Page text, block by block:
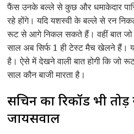
फैंस उनके बल्ले से कुछ और धमाकेदार
रहे होंगे। यदि यशस्वी के बल्ले से रन
रूट से आगे निकल सकते हैं। वहीं बात जो
साल अब सिर्फ 1 ही टेस्ट मैच खेलने हैं।
है। ऐसे में देखने वाली बात होगी कि जो
साल कौन बाजी मारता है।
सचिन का रिकॉर्ड भी
जायसवाल